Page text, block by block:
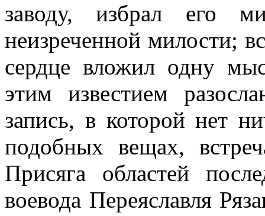
заводу, избрал его
неизреченной милости;
сердце вложил одну
этим известием
запись, в которой нет
подобных вещах,
Присяга областей
воевода Переяславля